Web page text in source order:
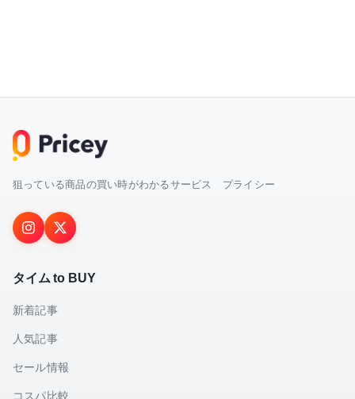
狙っている商品の買い時がわかるサービス プライシー
タイム to BUY
新着記事
人気記事
セール情報
コスパ比較